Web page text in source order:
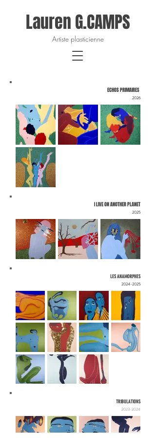
Lauren G.CAMPS
Artiste plasticienne
ECHOS PRIMAIRES
2026
I LIVE ON ANOTHER PLANET
2025
LES ANAMORPHES
2024-2025
TRIBULATIONS
2023-2024